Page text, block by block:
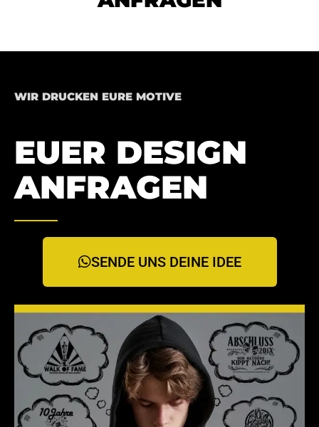
WIR DRUCKEN EURE MOTIVE
EUER DESIGN
ANFRAGEN
SENDE UNS DEINE IDEE